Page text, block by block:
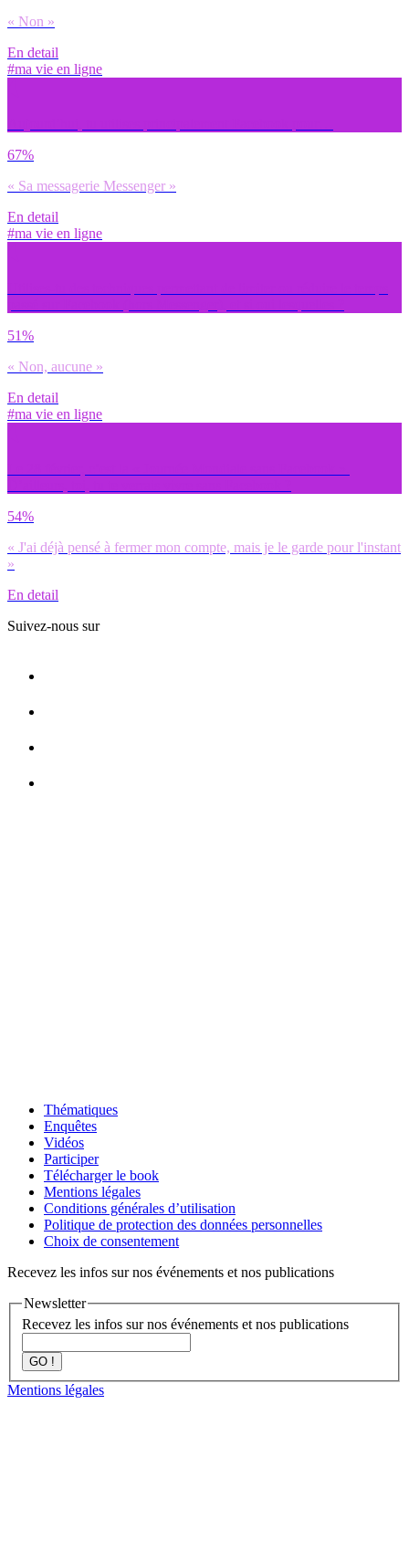
« Non »
En detail
#ma vie en ligne
67%
« Sa messagerie Messenger »
En detail
#ma vie en ligne
51%
« Non, aucune »
En detail
#ma vie en ligne
54%
« J'ai déjà pensé à fermer mon compte, mais je le garde pour l'instant
»
En detail
Suivez-nous sur
Thématiques
Enquêtes
Vidéos
Participer
Télécharger le book
Mentions légales
Conditions générales d’utilisation
Politique de protection des données personnelles
Choix de consentement
Recevez les infos sur nos événements et nos publications
Newsletter
Recevez les infos sur nos événements et nos publications
GO !
Mentions légales